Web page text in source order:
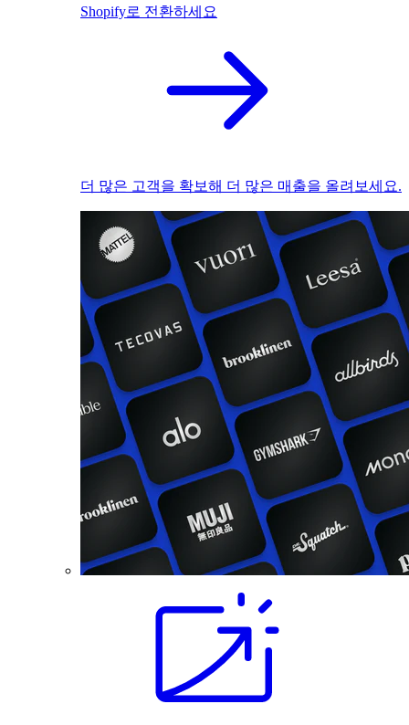
Shopify로 전환하세요
더 많은 고객을 확보해 더 많은 매출을 올려보세요.